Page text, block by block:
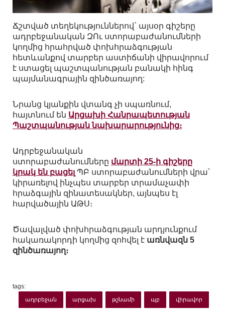
Ճշտված տեղեկություններով` այսօր գիշերը
ադրբեջանական ԶՈւ ստորաբաժանումների
կողմից հրահրված փոխհրաձգության
հետևանքով տարբեր աստիճանի վիրավորում
է ստացել պաշտպանության բանակի հինգ
պայմանագրային զինծառայող:
Նրանց կյանքին վտանգ չի սպառնում,
հայտնում են Արցախի Հանրապետության
Պաշտպանության նախարարությունից։
Ադրբեջանական
ստորաբաժանումները մարտի 25-ի գիշերը
կրակ են բացել ՊԲ ստորաբաժանումների վրա՝
կիրառելով ինչպես տարբեր տրամաչափի
հրաձգային զինատեսակներ, այնպես էլ
հարվածային ԱԹՍ։
Ծավալված փոխհրաձգության արդյունքում
հակառակորդի կողմից զոհվել է առնվազն 5
զինծառայող։
tags:
ադրբեջան արցախ թշնամի պբ վիրավոր